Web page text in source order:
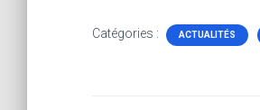
Catégories : ACTUALITÉS